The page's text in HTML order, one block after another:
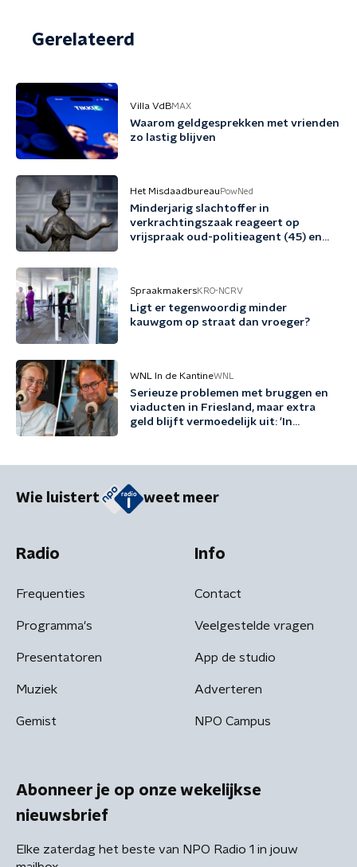
Gerelateerd
Villa VdBMAX
Waarom geldgesprekken met vrienden
zo lastig blijven
Het Misdaadbureau PowNed
Minderjarig slachtoffer in
verkrachtingszaak reageert op
vrijspraak oud-politieagent (45) en
SpraakmakersKRO-NCRV
Ligt er tegenwoordig minder
kauwgom op straat dan vroeger?
WNL In de KantineWNL
Serieuze problemen met bruggen en
viaducten in Friesland, maar extra
geld blijft vermoedelijk uit: 'In
Wie luistert weet meer
Radio
Frequenties
Programma's
Presentatoren
Muziek
Gemist
Info
Contact
Veelgestelde vragen
App de studio
Adverteren
NPO Campus
Abonneer je op onze wekelijkse
nieuwsbrief
Elke zaterdag het beste van NPO Radio 1 in jouw